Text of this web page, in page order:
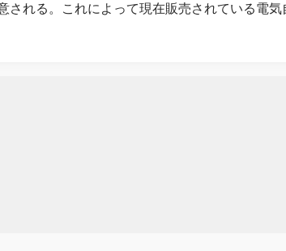
される。これによって現在販売されている電気